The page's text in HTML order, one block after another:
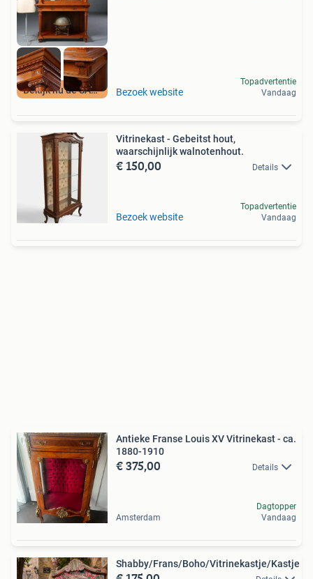
Bekijk nu de SALE Bezoek website
Topadvertentie
Vandaag
Vitrinekast - Gebeitst hout,
waarschijnlijk walnotenhout.
€ 150,00 Details
Bezoek website
Topadvertentie
Vandaag
Antieke Franse Louis XV Vitrinekast - ca.
1880-1910
€ 375,00 Details
Amsterdam
Dagtopper
Vandaag
Shabby/Frans/Boho/Vitrinekastje/Kastje